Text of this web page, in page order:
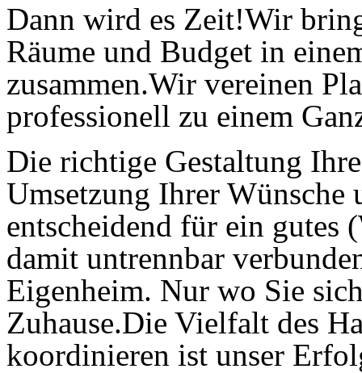
Dann wird es Zeit!Wir
Räume und Budget in
zusammen.Wir vereinen
professionell zu einem
Die richtige Gestaltung
Umsetzung Ihrer Wünsche
entscheidend für ein gutes
damit untrennbar
Eigenheim. Nur wo Sie
Zuhause.Die Vielfalt des
koordinieren ist unser